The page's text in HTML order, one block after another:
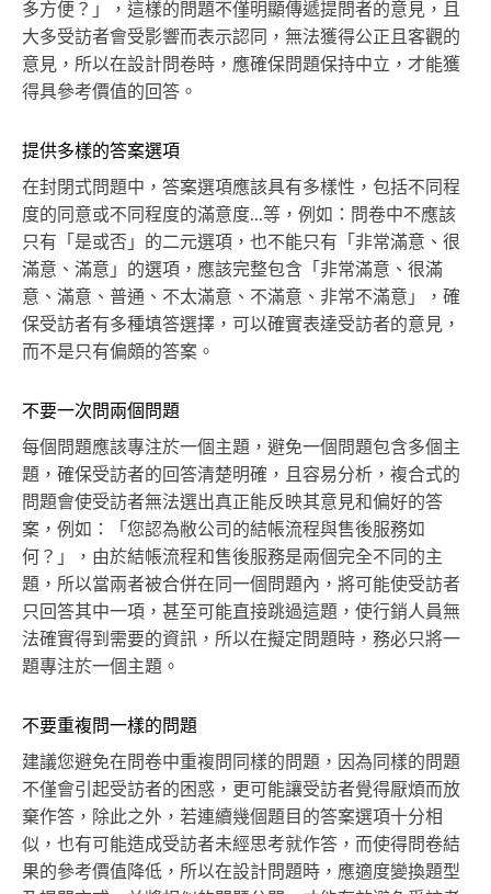
多方便？」，這樣的問題不僅明顯傳遞提問者的意見，且
大多受訪者會受影響而表示認同，無法獲得公正且客觀的
意見，所以在設計問卷時，應確保問題保持中立，才能獲
得具參考價值的回答。
提供多樣的答案選項
在封閉式問題中，答案選項應該具有多樣性，包括不同程
度的同意或不同程度的滿意度...等，例如：問卷中不應該
只有「是或否」的二元選項，也不能只有「非常滿意、很
滿意、滿意」的選項，應該完整包含「非常滿意、很滿
意、滿意、普通、不太滿意、不滿意、非常不滿意」，確
保受訪者有多種填答選擇，可以確實表達受訪者的意見，
而不是只有偏頗的答案。
不要一次問兩個問題
每個問題應該專注於一個主題，避免一個問題包含多個主
題，確保受訪者的回答清楚明確，且容易分析，複合式的
問題會使受訪者無法選出真正能反映其意見和偏好的答
案，例如：「您認為敝公司的結帳流程與售後服務如
何？」，由於結帳流程和售後服務是兩個完全不同的主
題，所以當兩者被合併在同一個問題內，將可能使受訪者
只回答其中一項，甚至可能直接跳過這題，使行銷人員無
法確實得到需要的資訊，所以在擬定問題時，務必只將一
題專注於一個主題。
不要重複問一樣的問題
建議您避免在問卷中重複問同樣的問題，因為同樣的問題
不僅會引起受訪者的困惑，更可能讓受訪者覺得厭煩而放
棄作答，除此之外，若連續幾個題目的答案選項十分相
似，也有可能造成受訪者未經思考就作答，而使得問卷結
果的參考價值降低，所以在設計問題時，應適度變換題型